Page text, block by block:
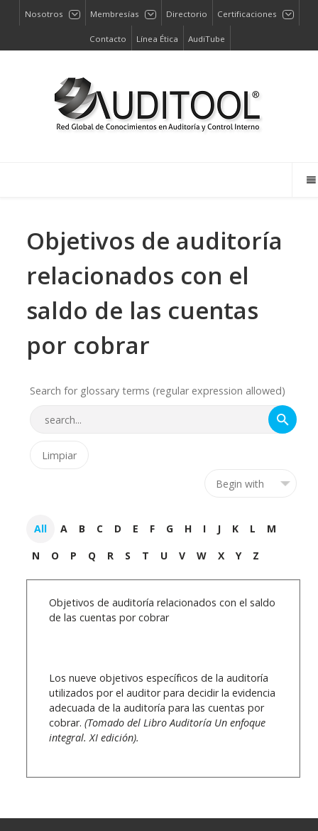
Nosotros Membresías Directorio Certificaciones
Contacto Línea Ética AudiTube
Objetivos de auditoría
relacionados con el
saldo de las cuentas
por cobrar
Search for glossary terms (regular expression allowed)
All A B C D E F G H I J K L
M
N
O P Q R S T U V W X Y Z
Objetivos de auditoría relacionados con el saldo
de las cuentas por cobrar
Los nueve objetivos específicos de la auditoría
utilizados por el auditor para decidir la evidencia
adecuada de la auditoría para las cuentas por
cobrar. (Tomado del Libro Auditoría Un enfoque
integral. XI edición).